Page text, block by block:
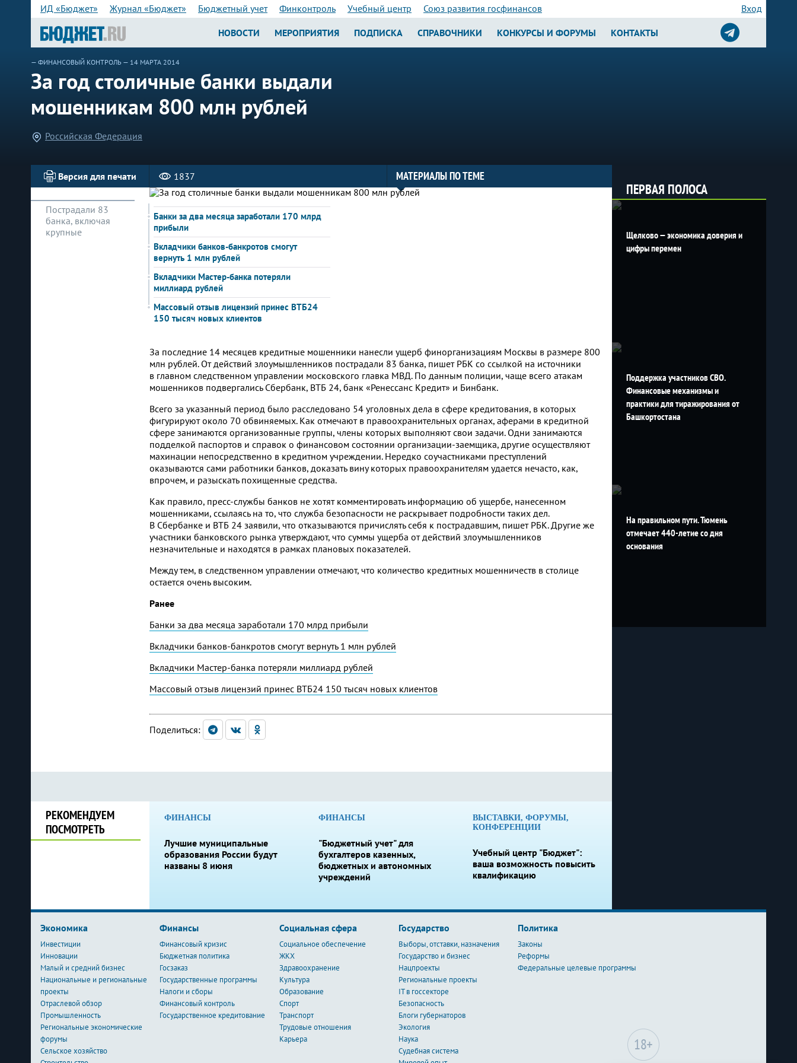
ИД «Бюджет» Журнал «Бюджет» Бюджетный учет Финконтроль Учебный центр Союз развития госфинансов Вход
НОВОСТИ МЕРОПРИЯТИЯ ПОДПИСКА СПРАВОЧНИКИ КОНКУРСЫ И ФОРУМЫ КОНТАКТЫ
— ФИНАНСОВЫЙ КОНТРОЛЬ — 14 МАРТА 2014
За год столичные банки выдали
мошенникам 800 млн рублей
Российская Федерация
Версия для печати 1837 МАТЕРИАЛЫ ПО ТЕМЕ
Пострадали 83
банка, включая
крупные
Банки за два месяца заработали 170 млрд
прибыли
Вкладчики банков-банкротов смогут
вернуть 1 млн рублей
Вкладчики Мастер-банка потеряли
миллиард рублей
Массовый отзыв лицензий принес ВТБ24
150 тысяч новых клиентов
За последние 14 месяцев кредитные мошенники нанесли ущерб финорганизациям Москвы в размере 800
млн рублей. От действий злоумышленников пострадали 83 банка, пишет РБК со ссылкой на источники
в главном следственном управлении московского главка МВД. По данным полиции, чаще всего атакам
мошенников подвергались Сбербанк, ВТБ 24, банк «Ренессанс Кредит» и Бинбанк.
Всего за указанный период было расследовано 54 уголовных дела в сфере кредитования, в которых
фигурируют около 70 обвиняемых. Как отмечают в правоохранительных органах, аферами в кредитной
сфере занимаются организованные группы, члены которых выполняют свои задачи. Одни занимаются
подделкой паспортов и справок о финансовом состоянии организации-заемщика, другие осуществляют
махинации непосредственно в кредитном учреждении. Нередко соучастниками преступлений
оказываются сами работники банков, доказать вину которых правоохранителям удается нечасто, как,
впрочем, и разыскать похищенные средства.
Как правило, пресс-службы банков не хотят комментировать информацию об ущербе, нанесенном
мошенниками, ссылаясь на то, что служба безопасности не раскрывает подробности таких дел.
В Сбербанке и ВТБ 24 заявили, что отказываются причислять себя к пострадавшим, пишет РБК. Другие же
участники банковского рынка утверждают, что суммы ущерба от действий злоумышленников
незначительные и находятся в рамках плановых показателей.
Между тем, в следственном управлении отмечают, что количество кредитных мошенничеств в столице
остается очень высоким.
Ранее
Банки за два месяца заработали 170 млрд прибыли
Вкладчики банков-банкротов смогут вернуть 1 млн рублей
Вкладчики Мастер-банка потеряли миллиард рублей
Массовый отзыв лицензий принес ВТБ24 150 тысяч новых клиентов
Поделиться:
РЕКОМЕНДУЕМ
ПОСМОТРЕТЬ
ФИНАНСЫ
Лучшие муниципальные
образования России будут
названы 8 июня
ФИНАНСЫ
"Бюджетный учет" для
бухгалтеров казенных,
бюджетных и автономных
учреждений
ВЫСТАВКИ, ФОРУМЫ,
КОНФЕРЕНЦИИ
Учебный центр "Бюджет":
ваша возможность повысить
квалификацию
ПЕРВАЯ ПОЛОСА
Щелково — экономика доверия и
цифры перемен
Поддержка участников СВО.
Финансовые механизмы и
практики для тиражирования от
Башкортостана
На правильном пути. Тюмень
отмечает 440-летие со дня
основания
Экономика
Инвестиции
Инновации
Малый и средний бизнес
Национальные и региональные
проекты
Отраслевой обзор
Промышленность
Региональные экономические
форумы
Сельское хозяйство
Финансы
Финансовый кризис
Бюджетная политика
Госзаказ
Государственные программы
Налоги и сборы
Финансовый контроль
Государственное кредитование
Социальная сфера
Социальное обеспечение
ЖКХ
Здравоохранение
Культура
Образование
Спорт
Транспорт
Трудовые отношения
Карьера
Государство
Выборы, отставки, назначения
Государство и бизнес
Нацпроекты
Региональные проекты
IT в госсекторе
Безопасность
Блоги губернаторов
Экология
Наука
Судебная система
Политика
Законы
Реформы
Федеральные целевые программы